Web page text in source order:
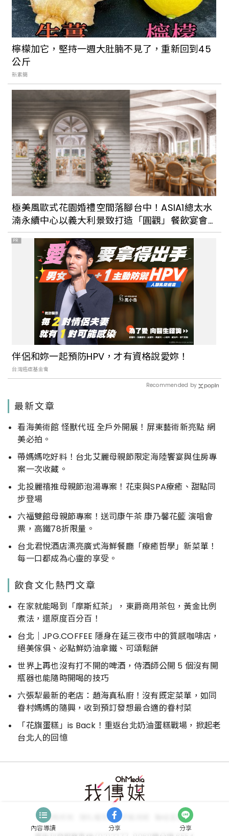
檸檬加它，堅持一週大肚腩不見了，重新回到45
公斤
新素簡
極美風歐式花園婚禮空間落腳台中！ASIA1總太水
湳永續中心以義大利景致打造「圓觀」餐飲宴會
場域
PR
伴侶和妳一起預防HPV，才有資格說愛妳！
台灣癌症基金會
Recommended by
最新文章
看海美術館 怪獸代班 全戶外開展！屏東藝術新亮點 網
美必拍。
帶媽媽吃好料！台北艾麗母親節限定海陸饗宴與住房專
案一次收藏。
北投麗禧推母親節泡湯專案！花束與SPA療癒、甜點同
步登場
六福雙館母親節專案！送司康午茶 康乃馨花籃 演唱會
票，高鐵78折限量。
台北君悅酒店漂亮廣式海鮮餐廳「療癒哲學」新菜單！
每一口都成為心靈的享受。
飲食文化熱門文章
在家就能喝到「摩斯紅茶」，東爵商用茶包，黃金比例
煮法，還原度百分百！
台北｜JPG.COFFEE 隱身在延三夜市中的質感咖啡店，
絕美傢俱、必點鮮奶油拿鐵、可頌鬆餅
世界上再也沒有打不開的啤酒，侍酒師公開 5 個沒有開
瓶器也能隨時開喝的技巧
六張犁最新的老店：趙海真私廚！沒有既定菜單，如同
眷村媽媽的隨興，收到預訂發想最合適的眷村菜
「花旗蛋糕」is Back！重返台北奶油蛋糕戰場，掀起老
台北人的回憶
內容導讀 分享 分享
服務條款 隱私權政策 評鑑規範
聯絡客服